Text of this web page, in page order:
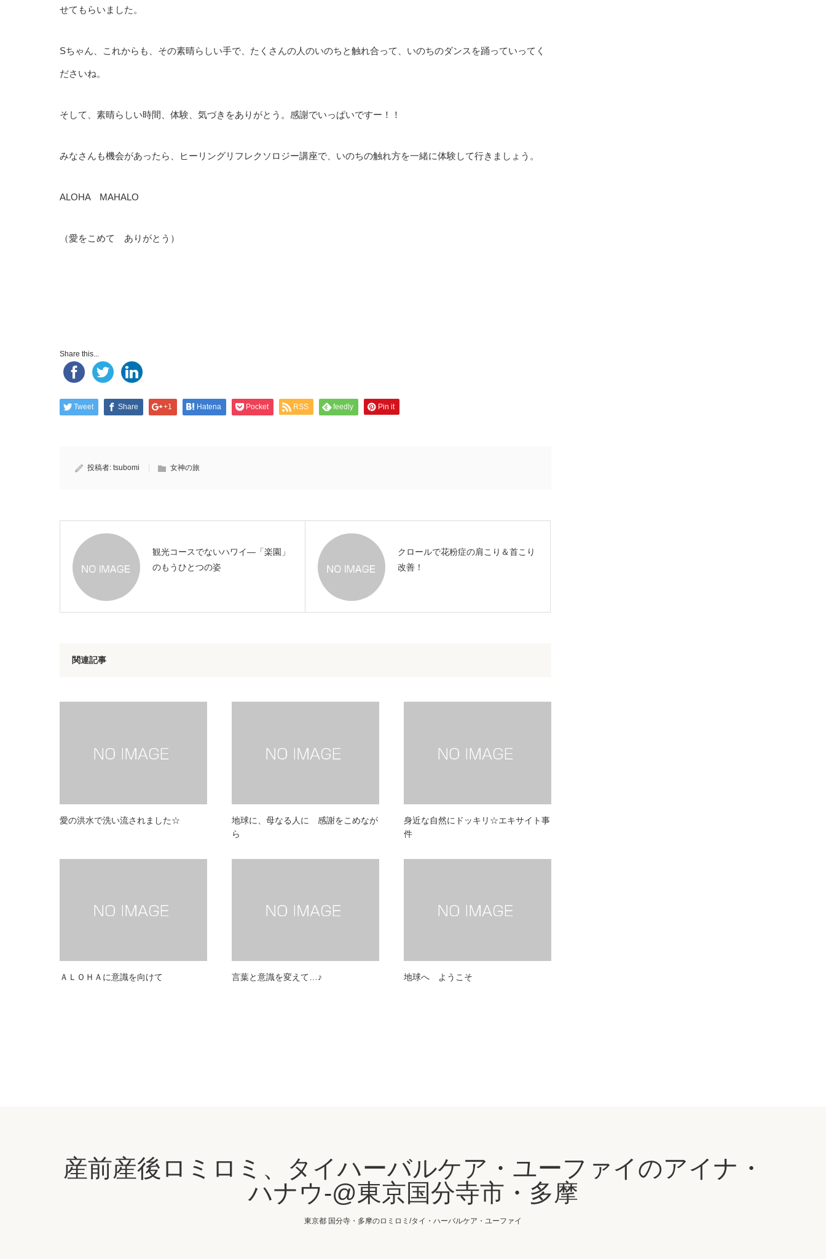
せてもらいました。
Sちゃん、これからも、その素晴らしい手で、たくさんの人のいのちと触れ合って、いのちのダンスを踊っていってく
ださいね。
そして、素晴らしい時間、体験、気づきをありがとう。感謝でいっぱいですー！！
みなさんも機会があったら、ヒーリングリフレクソロジー講座で、いのちの触れ方を一緒に体験して行きましょう。
ALOHA MAHALO
（愛をこめて ありがとう）
Share this...
Tweet Share +1 Hatena Pocket RSS feedly Pin it
投稿者: tsubomi 女神の旅
観光コースでないハワイ―「楽園」
のもうひとつの姿
クロールで花粉症の肩こり＆首こり
改善！
関連記事
愛の洪水で洗い流されました☆
地球に、母なる人に 感謝をこめなが
ら
身近な自然にドッキリ☆エキサイト事
件
ＡＬＯＨＡに意識を向けて 言葉と意識を変えて…♪ 地球へ ようこそ
産前産後ロミロミ、タイハーバルケア・ユーファイのアイナ・
ハナウ-@東京国分寺市・多摩
東京都 国分寺・多摩のロミロミ/タイ・ハーバルケア・ユーファイ